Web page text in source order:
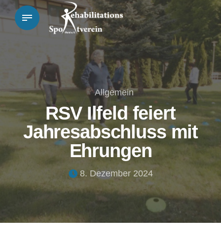
Allgemein
RSV Ilfeld feiert
Jahresabschluss mit
Ehrungen
8. Dezember 2024